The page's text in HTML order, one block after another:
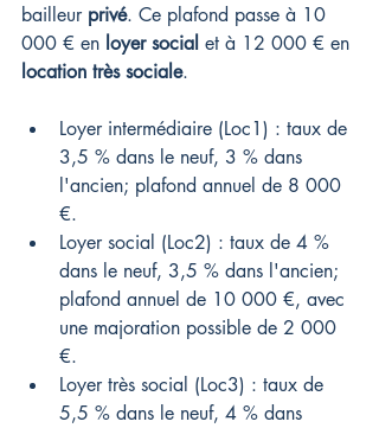
bailleur privé. Ce plafond passe à 10
000 € en loyer social et à 12 000 € en
location très sociale.
Loyer intermédiaire (Loc1) : taux de
3,5 % dans le neuf, 3 % dans
l'ancien; plafond annuel de 8 000
€.
Loyer social (Loc2) : taux de 4 %
dans le neuf, 3,5 % dans l'ancien;
plafond annuel de 10 000 €, avec
une majoration possible de 2 000
€.
Loyer très social (Loc3) : taux de
5,5 % dans le neuf, 4 % dans